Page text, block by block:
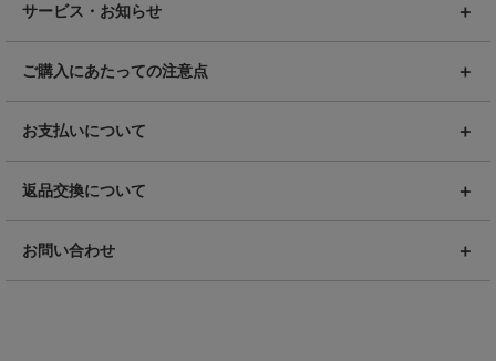
サービス・お知らせ
ご購入にあたっての注意点
お支払いについて
返品交換について
お問い合わせ